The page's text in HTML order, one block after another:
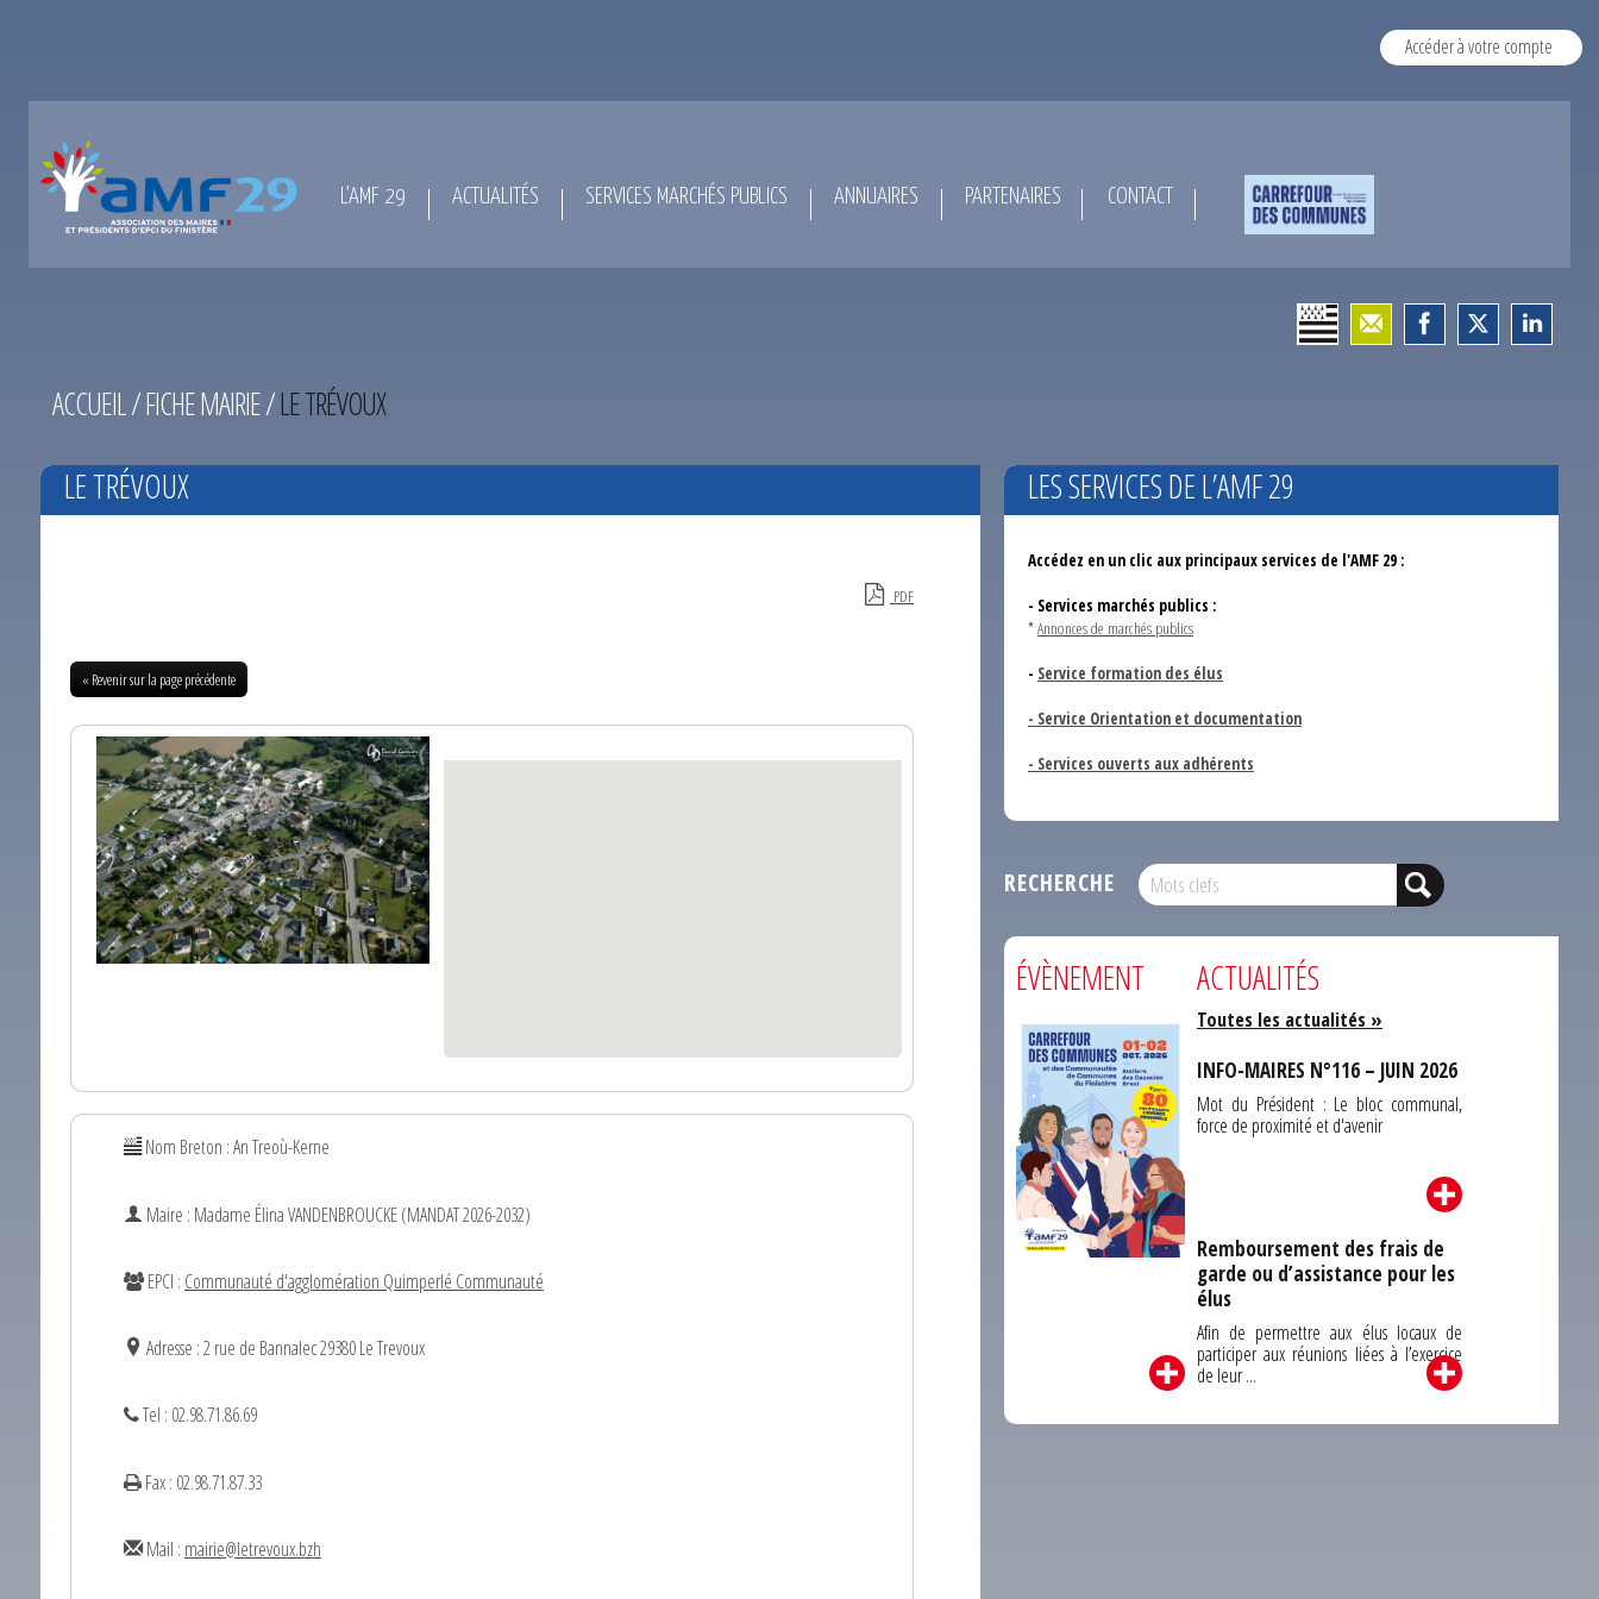
Accéder à votre compte
L’AMF 29 ACTUALITÉS SERVICES MARCHÉS PUBLICS ANNUAIRES PARTENAIRES CONTACT
ACCUEIL/FICHE MAIRIE/LE TRÉVOUX
LE TRÉVOUX
PDF
« Revenir sur la page précédente
Nom Breton : An Treoù-Kerne
Maire : Madame ÉlinaVANDENBROUCKE (MANDAT 2026-2032)
EPCI : Communauté d'agglomération Quimperlé Communauté
Adresse : 2 rue de Bannalec 29380 Le Trevoux
Tel : 02.98.71.86.69
Fax : 02.98.71.87.33
Mail : mairie@letrevoux.bzh
LES SERVICES DE L’AMF 29
Accédez en un clic aux principaux services de l'AMF 29 :
- Services marchés publics :
*Annonces de marchés publics
- Service formation des élus
- Service Orientation et documentation
- Services ouverts aux adhérents
RECHERCHE
ÉVÈNEMENT ACTUALITÉS
Toutes les actualités »
INFO-MAIRES N°116 – JUIN 2026
Mot du Président : Le bloc communal,
force de proximité et d'avenir
Remboursement des frais de
garde ou d’assistance pour les
élus
Afin de permettre aux élus locaux de
participer aux réunions liées à l’exercice
de leur ...